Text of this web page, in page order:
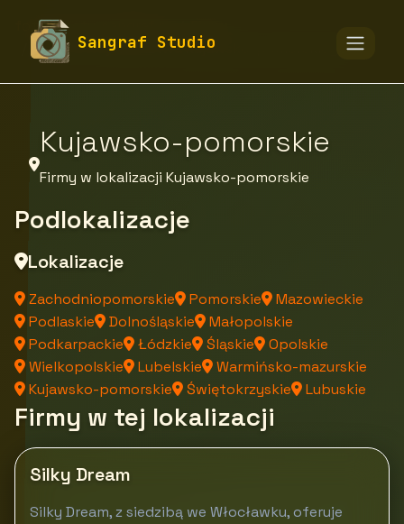
Sangraf Studio
fototapety-sangraf.pl
Firmy z województwa Kujawsko-pomorskiego
Kujawsko-pomorskie
Firmy w lokalizacji Kujawsko-pomorskie
Podlokalizacje
Lokalizacje
Zachodniopomorskie Pomorskie
Mazowieckie
Podlaskie
Dolnośląskie
Małopolskie
Podkarpackie
Łódzkie Śląskie
Opolskie
Wielkopolskie
Lubelskie
Warmińsko-mazurskie
Kujawsko-pomorskie
Świętokrzyskie Lubuskie
Firmy w tej lokalizacji
Silky Dream
Silky Dream, z siedzibą we Włocławku, oferuje